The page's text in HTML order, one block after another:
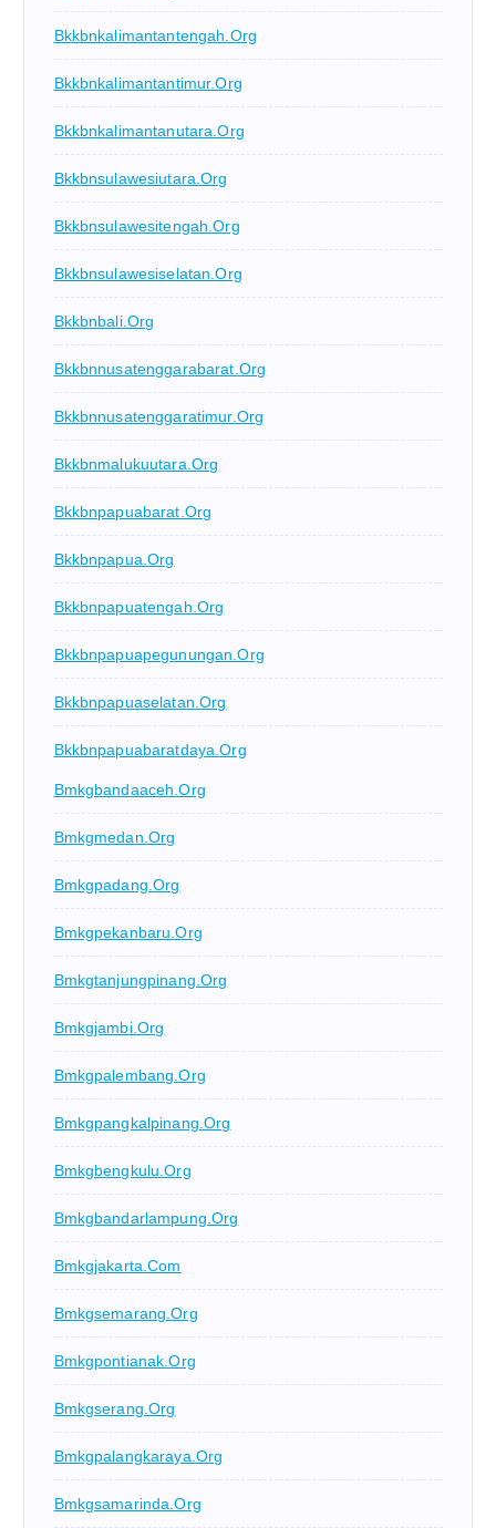
Bkkbnkalimantantengah.org
Bkkbnkalimantantimur.org
Bkkbnkalimantanutara.org
Bkkbnsulawesiutara.org
Bkkbnsulawesitengah.org
Bkkbnsulawesiselatan.org
Bkkbnbali.org
Bkkbnnusatenggarabarat.org
Bkkbnnusatenggaratimur.org
Bkkbnmalukuutara.org
Bkkbnpapuabarat.org
Bkkbnpapua.org
Bkkbnpapuatengah.org
Bkkbnpapuapegunungan.org
Bkkbnpapuaselatan.org
Bkkbnpapuabaratdaya.org
Bmkgbandaaceh.org
Bmkgmedan.org
Bmkgpadang.org
Bmkgpekanbaru.org
Bmkgtanjungpinang.org
Bmkgjambi.org
Bmkgpalembang.org
Bmkgpangkalpinang.org
Bmkgbengkulu.org
Bmkgbandarlampung.org
Bmkgjakarta.com
Bmkgsemarang.org
Bmkgpontianak.org
Bmkgserang.org
Bmkgpalangkaraya.org
Bmkgsamarinda.org